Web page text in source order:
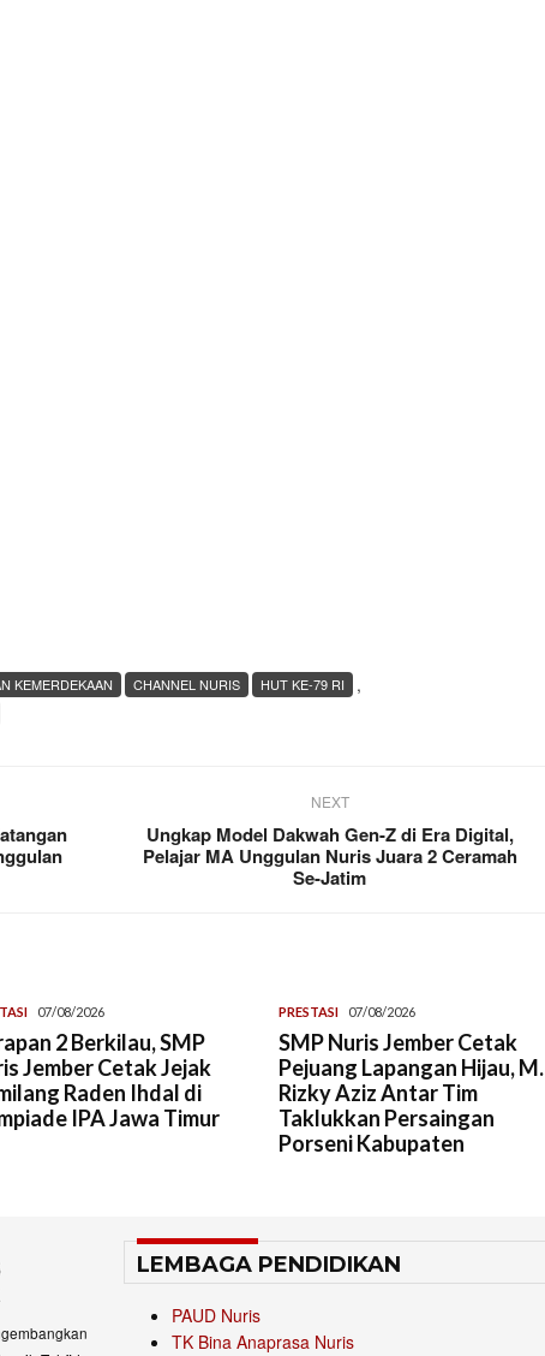
,
KEMERDEKAAN CHANNEL NURIS
HUT KE-79 RI
NEXT
Ungkap Model Dakwah Gen-Z di Era Digital,
Pelajar MA Unggulan Nuris Juara 2 Ceramah
Se-Jatim
07/08/2026
2 Berkilau, SMP
Jember Cetak Jejak
Raden Ihdal di
IPA Jawa Timur
PRESTASI 07/08/2026
SMP Nuris Jember Cetak
Pejuang Lapangan Hijau, M.
Rizky Aziz Antar Tim
Taklukkan Persaingan
Porseni Kabupaten
LEMBAGA PENDIDIKAN
PAUD Nuris
TK Bina Anaprasa Nuris